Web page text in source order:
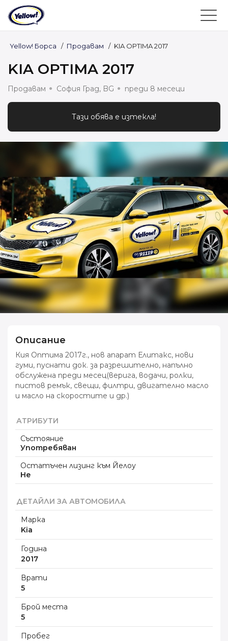
Yellow! Борса / Продавам / KIA OPTIMA 2017
KIA OPTIMA 2017
Продавам София Град, BG преди 8 месеци
Тази обява е изтекла!
Описание
Кия Оптима 2017г., нов апарат Елитакс, нови
гуми, пуснати док. за разрешително, напълно
обслужена преди месец(верига, водачи, ролки,
пистов ремък, свещи, филтри, двигателно масло
и масло на скоростите и др.)
АТРИБУТИ
Състояние
Употребяван
Остатъчен лизинг към Йелоу
Не
ДЕТАЙЛИ ЗА АВТОМОБИЛА
Марка
Kia
Година
2017
Врати
5
Брой места
5
Пробег